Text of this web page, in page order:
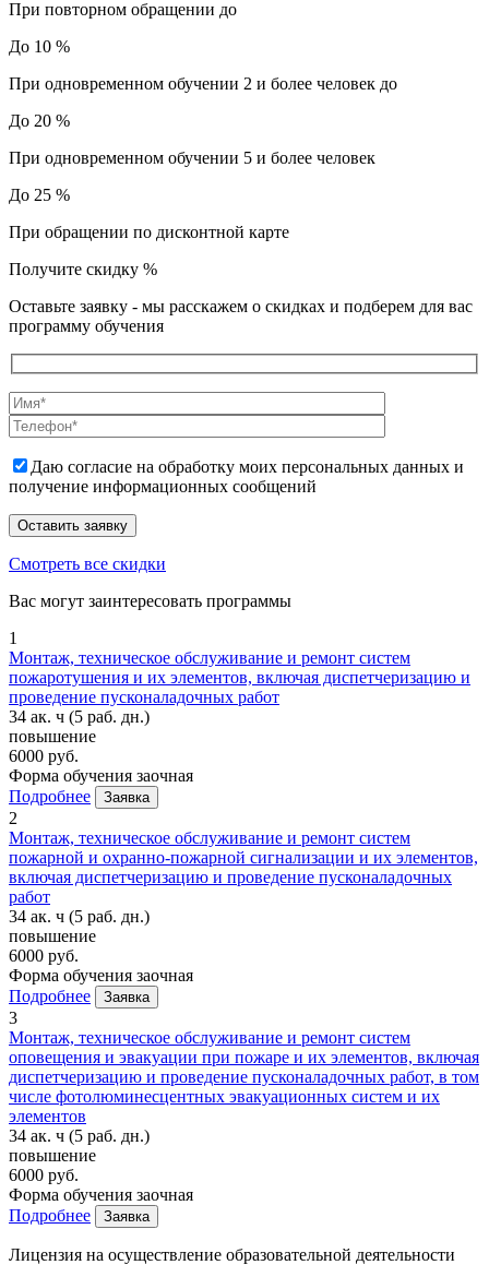
При повторном обращении до
До 10 %
При одновременном обучении 2 и более человек до
До 20 %
При одновременном обучении 5 и более человек
До 25 %
При обращении по дисконтной карте
Получите скидку %
Оставьте заявку - мы расскажем о скидках и подберем для вас
программу обучения
Даю согласие на обработку моих персональных данных и
получение информационных сообщений
Смотреть все скидки
Вас могут заинтересовать программы
1
Монтаж, техническое обслуживание и ремонт систем
пожаротушения и их элементов, включая диспетчеризацию и
проведение пусконаладочных работ
34 ак. ч (5 раб. дн.)
повышение
6000 руб.
Форма обучения заочная
Подробнее
Заявка
2
Монтаж, техническое обслуживание и ремонт систем
пожарной и охранно-пожарной сигнализации и их элементов,
включая диспетчеризацию и проведение пусконаладочных
работ
34 ак. ч (5 раб. дн.)
повышение
6000 руб.
Форма обучения заочная
Подробнее
Заявка
3
Монтаж, техническое обслуживание и ремонт систем
оповещения и эвакуации при пожаре и их элементов, включая
диспетчеризацию и проведение пусконаладочных работ, в том
числе фотолюминесцентных эвакуационных систем и их
элементов
34 ак. ч (5 раб. дн.)
повышение
6000 руб.
Форма обучения заочная
Подробнее
Заявка
Лицензия на осуществление образовательной деятельности